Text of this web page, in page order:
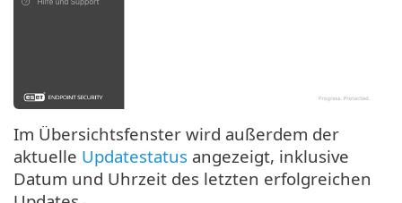
Im Übersichtsfenster wird außerdem der
aktuelle Updatestatus angezeigt, inklusive
Datum und Uhrzeit des letzten erfolgreichen